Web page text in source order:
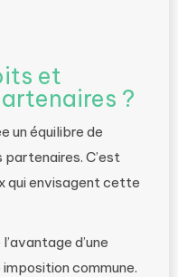
et
?
un équilibre de
C’est
qui envisagent cette
d’une
commune.